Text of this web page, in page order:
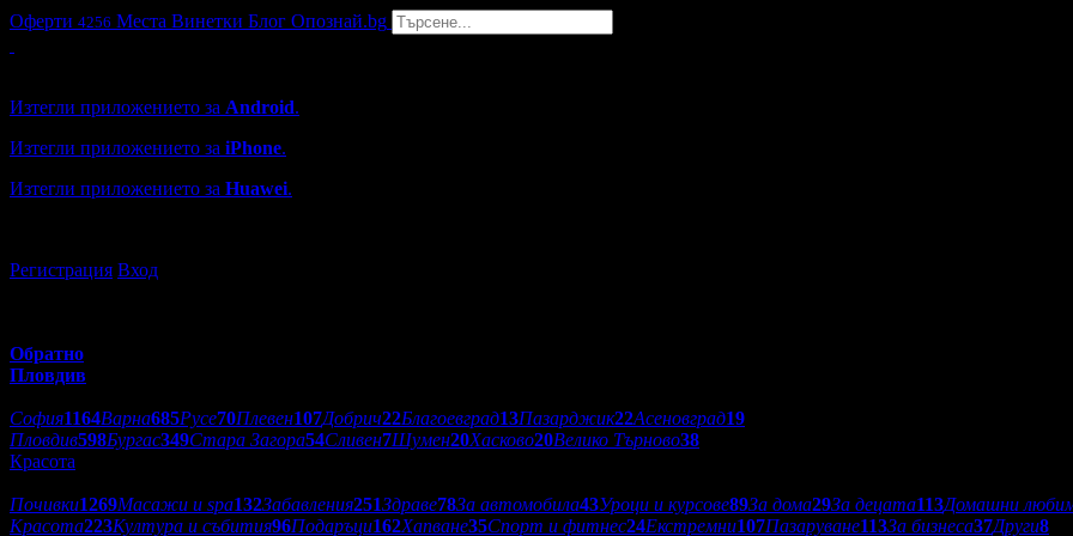
Оферти 4256 Места Винетки Блог Опознай.bg
Изтегли приложението за Android.
Изтегли приложението за iPhone.
Изтегли приложението за Huawei.
Регистрация Вход
Обратно
Пловдив
София1164Варна685Русе70Плевен107Добрич22Благоевград13Пазарджик22Асеновград19
Пловдив598Бургас349Стара Загора54Сливен7Шумен20Хасково20Велико Търново38
Красота
Почивки1269Масажи и spa132Забавления251Здраве78За автомобила43Уроци и курсове89За дома29За децата113Домашни
Красота223Култура и събития96Подаръци162Хапване35Спорт и фитнес24Екстремни107Пазаруване113За бизнеса37Други8